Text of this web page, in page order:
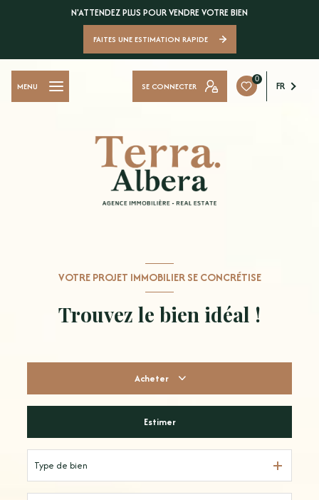
N'ATTENDEZ PLUS POUR VENDRE VOTRE BIEN
FAITES UNE ESTIMATION RAPIDE
SE CONNECTER
0
FR
MENU
VOTRE PROJET IMMOBILIER SE CONCRÉTISE
Trouvez le bien idéal !
Acheter
Estimer
Type de bien